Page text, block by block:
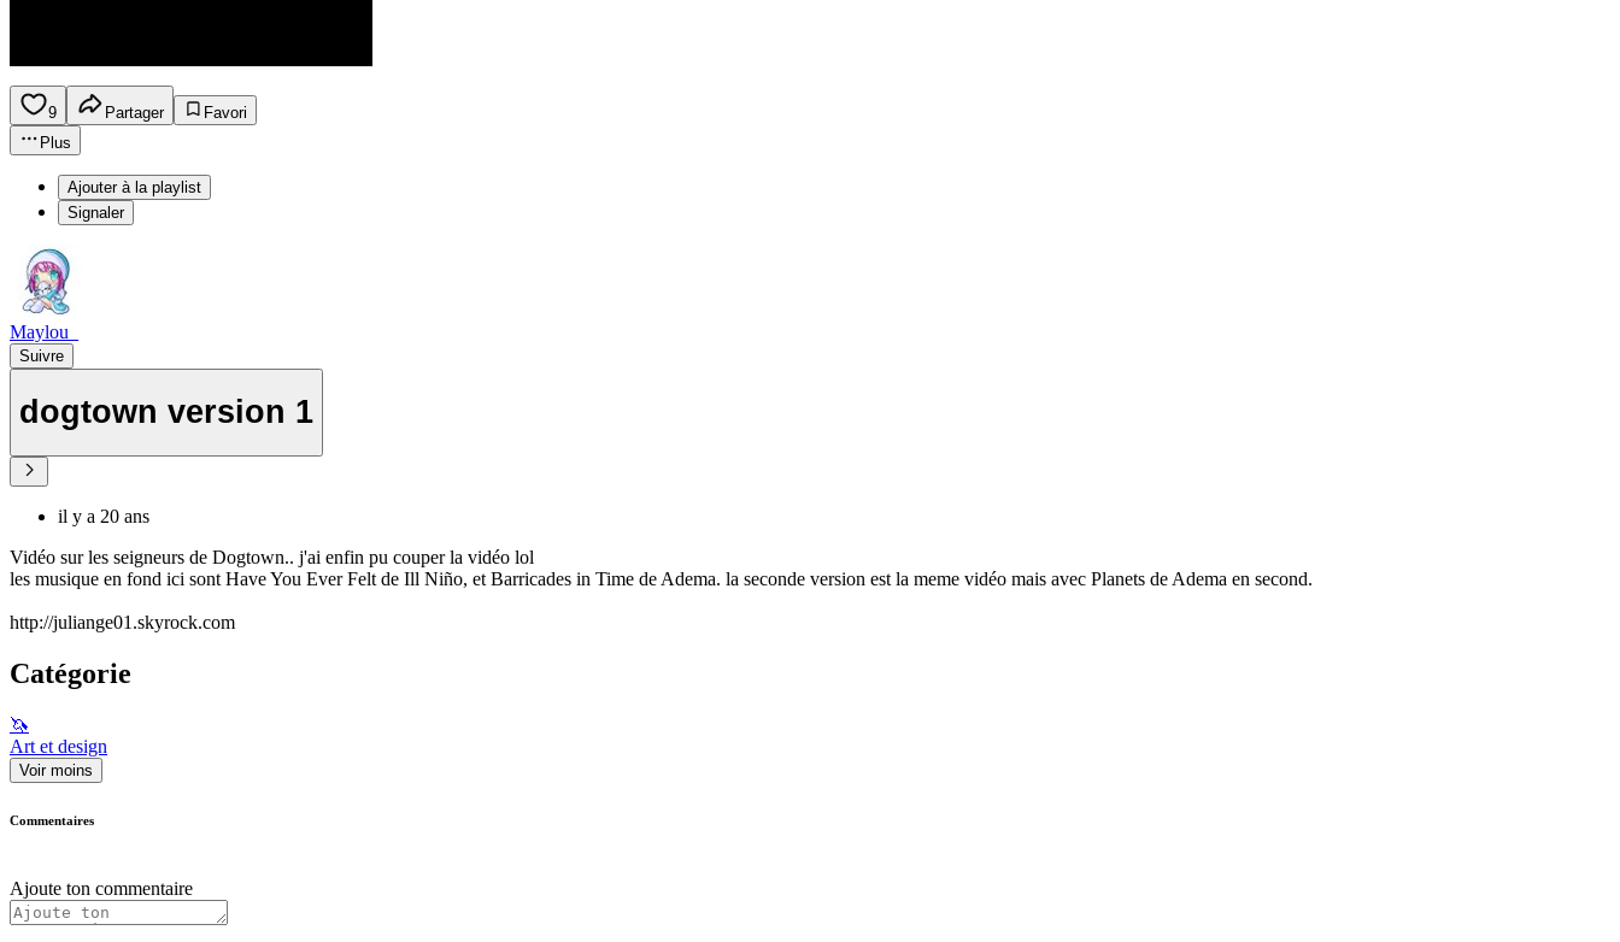
9 Partager
Favori
Plus
Ajouter à la playlist
Signaler
Maylou_
Suivre
dogtown version 1
il y a 20 ans
Vidéo sur les seigneurs de Dogtown.. j'ai enfin pu couper la vidéo lol
les musique en fond ici sont Have You Ever Felt de Ill Niño, et Barricades in Time de Adema. la seconde version est la meme vidéo mais avec Planets de Adema en second.
http://juliange01.skyrock.com
Catégorie
🦄
Art et design
Voir moins
Commentaires
Ajoute ton commentaire